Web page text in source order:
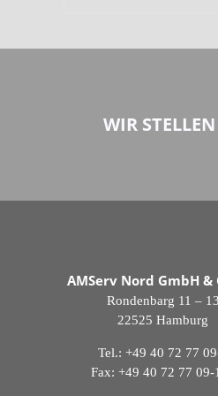
WIR
AMServ Nord GmbH &
Rondenbarg 11 – 13
22525 Hamburg
Tel.: +49 40 72 77
Fax: +49 40 72 77 09-